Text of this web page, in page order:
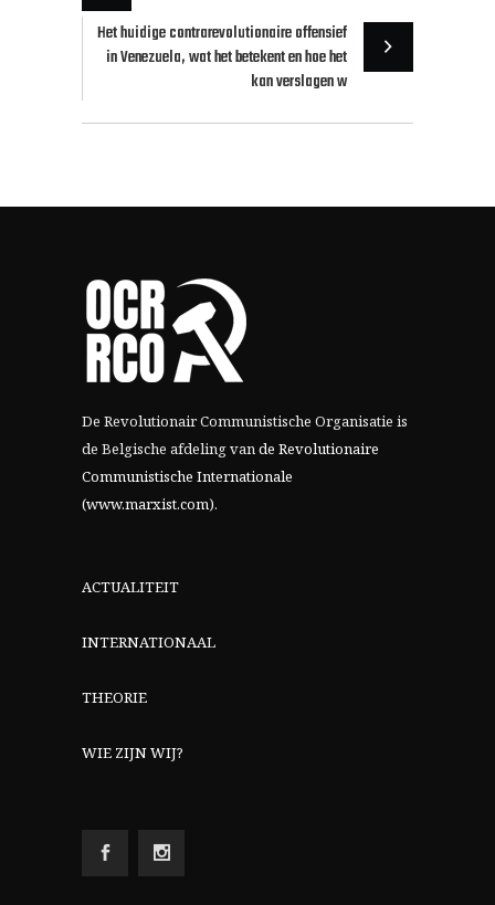
Het huidige contrarevolutionaire offensief
in Venezuela, wat het betekent en hoe het
kan verslagen w
De Revolutionair Communistische Organisatie is
de Belgische afdeling vande Revolutionaire
Communistische Internationale
(www.marxist.com).
ACTUALITEIT
INTERNATIONAAL
THEORIE
WIE ZIJN WIJ?